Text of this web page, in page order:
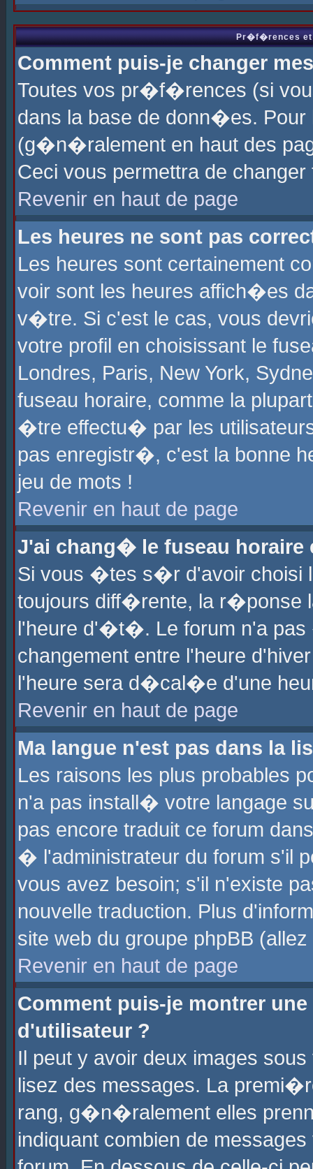
Pr�f�rences et
Comment puis-je changer
Toutes vos pr�f�rences (si
dans la base de donn�es.
(g�n�ralement en haut des
Ceci vous permettra de
Revenir en haut de page
Les heures ne sont pas
Les heures sont certainement
voir sont les heures affich�es
v�tre. Si c'est le cas, vous
votre profil en choisissant le
Londres, Paris, New York,
fuseau horaire, comme la
�tre effectu� par les
pas enregistr�, c'est la bonne
jeu de mots !
Revenir en haut de page
J'ai chang� le fuseau horaire
Si vous �tes s�r d'avoir choisi
toujours diff�rente, la r�ponse
l'heure d'�t�. Le forum n'a
changement entre l'heure
l'heure sera d�cal�e d'une
Revenir en haut de page
Ma langue n'est pas dans la
Les raisons les plus probables
n'a pas install� votre langage
pas encore traduit ce forum
� l'administrateur du forum s'il
vous avez besoin; s'il n'existe
nouvelle traduction. Plus
site web du groupe phpBB
Revenir en haut de page
Comment puis-je montrer
d'utilisateur ?
Il peut y avoir deux images
lisez des messages. La
rang, g�n�ralement elles
indiquant combien de